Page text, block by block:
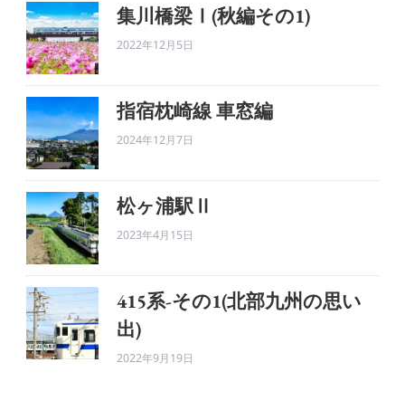
集川橋梁Ⅰ(秋編その1)
2022年12月5日
指宿枕崎線 車窓編
2024年12月7日
松ヶ浦駅Ⅱ
2023年4月15日
415系-その1(北部九州の思い
出)
2022年9月19日